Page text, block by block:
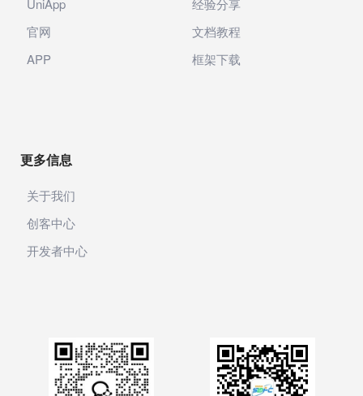
UniApp
官网
APP
经验分享
文档教程
框架下载
更多信息
关于我们
创客中心
开发者中心